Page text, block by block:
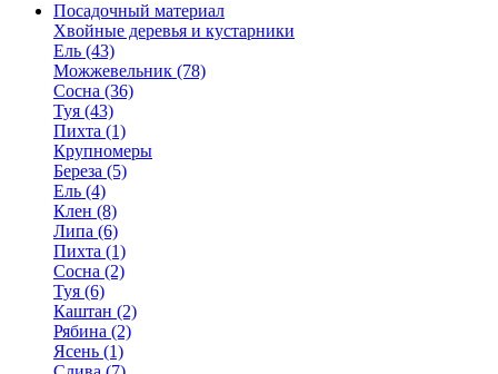
Посадочный материал
Хвойные деревья и кустарники
Ель (43)
Можжевельник (78)
Сосна (36)
Туя (43)
Пихта (1)
Крупномеры
Береза (5)
Ель (4)
Клен (8)
Липа (6)
Пихта (1)
Сосна (2)
Туя (6)
Каштан (2)
Рябина (2)
Ясень (1)